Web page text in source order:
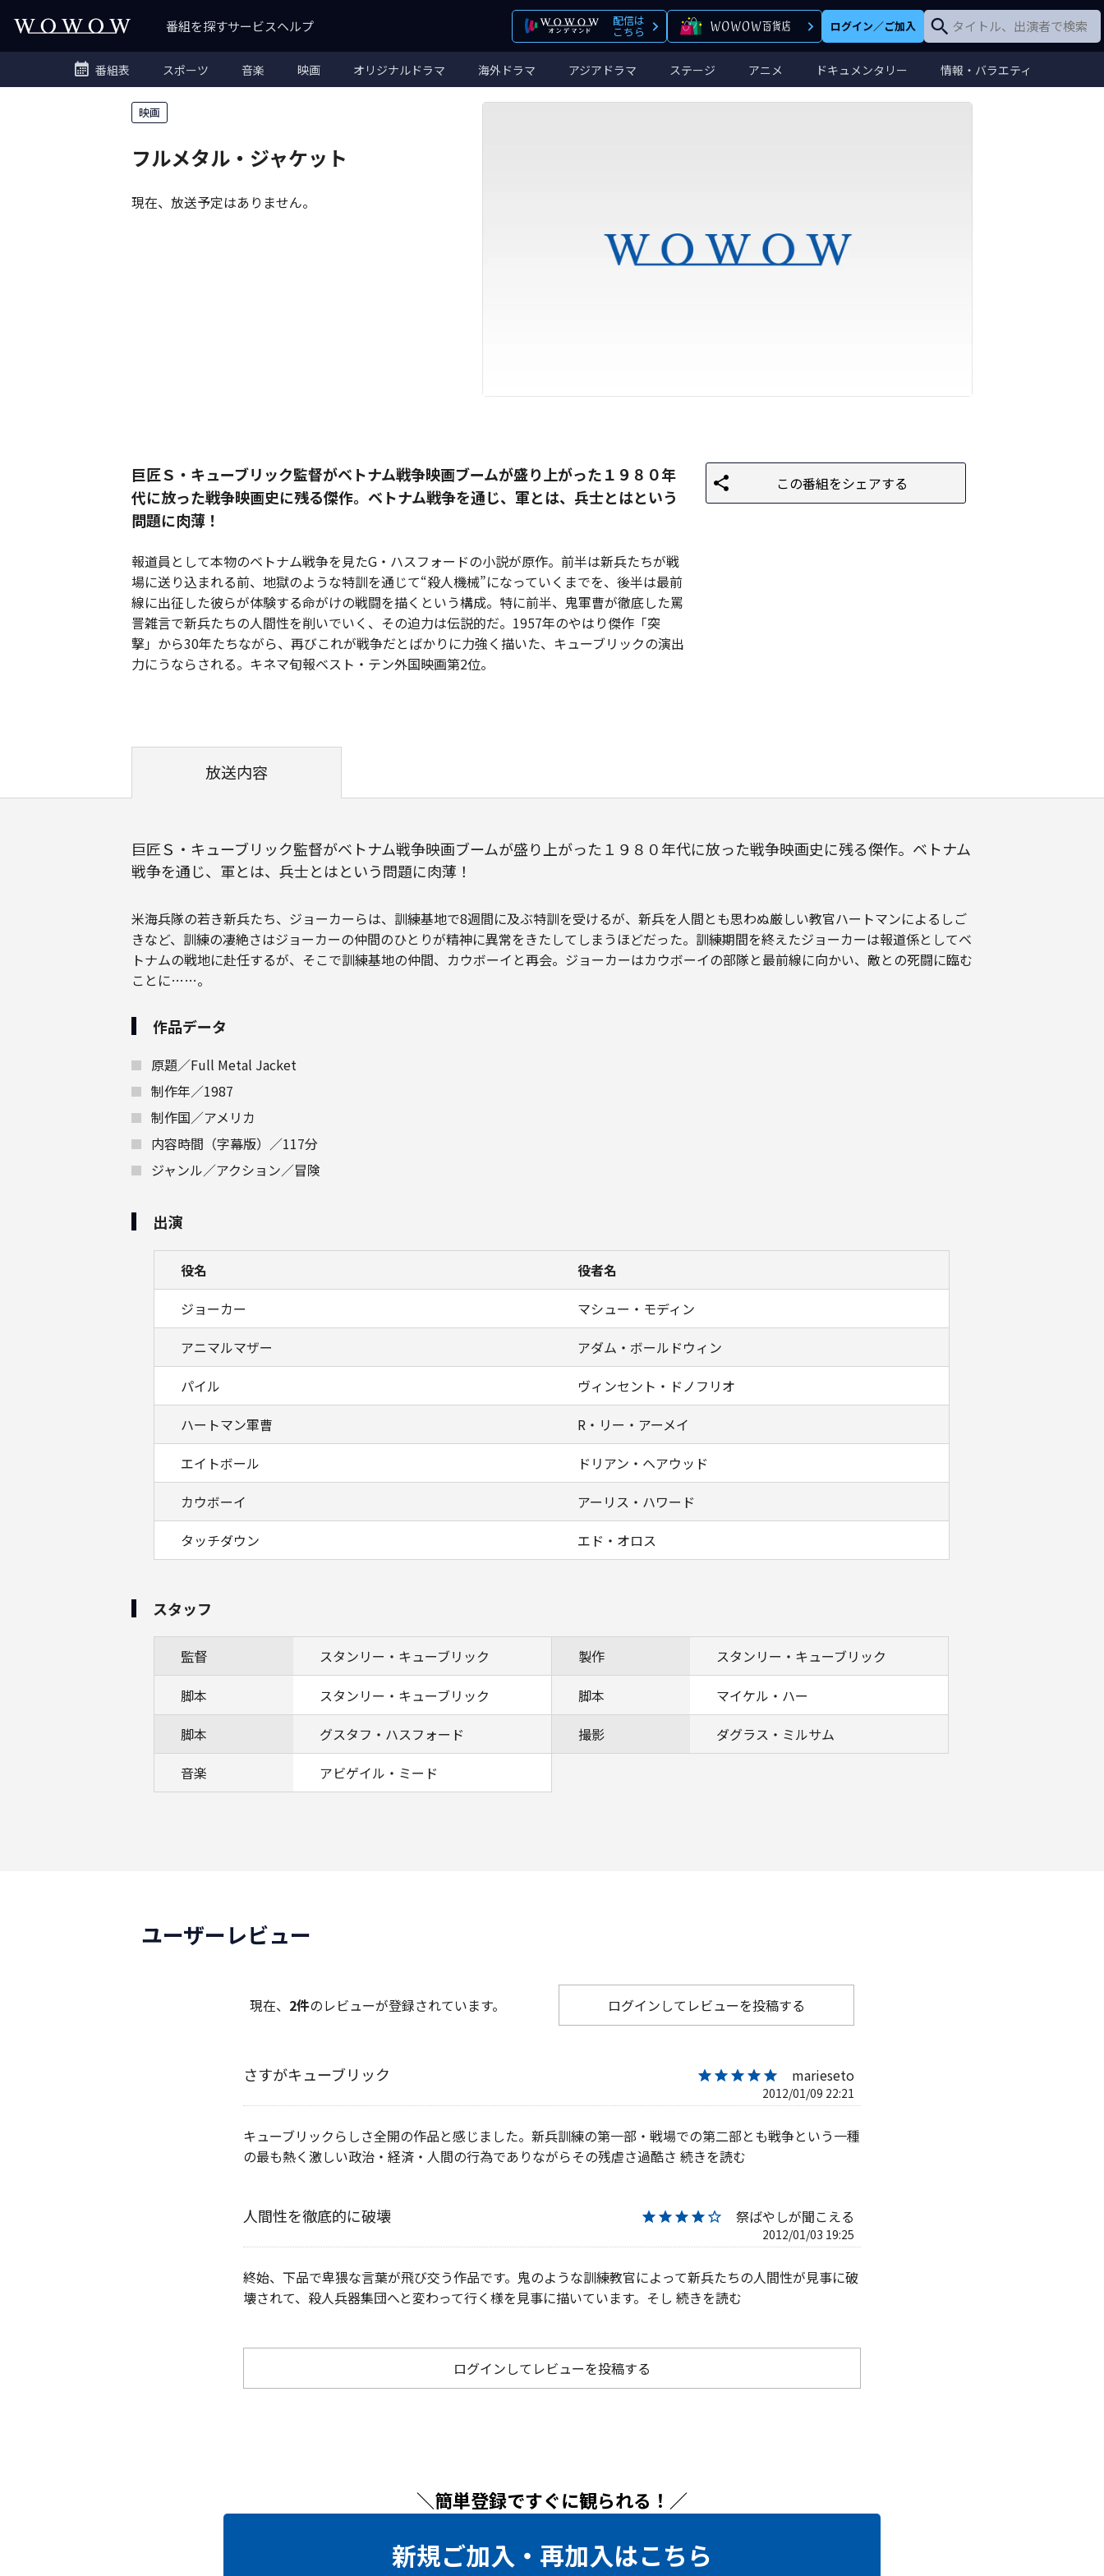
番組を探すサービスヘルプ 配信は
こちら ログイン／ご加入
番組表 スポーツ 音楽 映画 オリジナルドラマ 海外ドラマ アジアドラマ ステージ アニメ ドキュメンタリー 情報・バラエティ
映画
フルメタル・ジャケット
現在、放送予定はありません。
巨匠Ｓ・キューブリック監督がベトナム戦争映画ブームが盛り上がった１９８０年
代に放った戦争映画史に残る傑作。ベトナム戦争を通じ、軍とは、兵士とはという
問題に肉薄！
報道員として本物のベトナム戦争を見たG・ハスフォードの小説が原作。前半は新兵たちが戦
場に送り込まれる前、地獄のような特訓を通じて“殺人機械”になっていくまでを、後半は最前
線に出征した彼らが体験する命がけの戦闘を描くという構成。特に前半、鬼軍曹が徹底した罵
詈雑言で新兵たちの人間性を削いでいく、その迫力は伝説的だ。1957年のやはり傑作「突
撃」から30年たちながら、再びこれが戦争だとばかりに力強く描いた、キューブリックの演出
力にうならされる。キネマ旬報ベスト・テン外国映画第2位。
この番組をシェアする
放送内容
巨匠Ｓ・キューブリック監督がベトナム戦争映画ブームが盛り上がった１９８０年代に放った戦争映画史に残る傑作。ベトナム
戦争を通じ、軍とは、兵士とはという問題に肉薄！
米海兵隊の若き新兵たち、ジョーカーらは、訓練基地で8週間に及ぶ特訓を受けるが、新兵を人間とも思わぬ厳しい教官ハートマンによるしご
きなど、訓練の凄絶さはジョーカーの仲間のひとりが精神に異常をきたしてしまうほどだった。訓練期間を終えたジョーカーは報道係としてベ
トナムの戦地に赴任するが、そこで訓練基地の仲間、カウボーイと再会。ジョーカーはカウボーイの部隊と最前線に向かい、敵との死闘に臨む
ことに……。
作品データ
原題／Full Metal Jacket
制作年／1987
制作国／アメリカ
内容時間（字幕版）／117分
ジャンル／アクション／冒険
出演
役名
役者名
ジョーカー
マシュー・モディン
アニマルマザー
アダム・ボールドウィン
パイル
ヴィンセント・ドノフリオ
ハートマン軍曹
R・リー・アーメイ
エイトボール
ドリアン・ヘアウッド
カウボーイ
アーリス・ハワード
タッチダウン
エド・オロス
スタッフ
監督 スタンリー・キューブリック 製作
スタンリー・キューブリック
脚本
スタンリー・キューブリック 脚本
マイケル・ハー
脚本
グスタフ・ハスフォード 撮影
ダグラス・ミルサム
音楽
アビゲイル・ミード
ユーザーレビュー
現在、 2件のレビューが登録されています。 ログインしてレビューを投稿する
さすがキューブリック ★★★★★ marieseto
2012/01/09 22:21
キューブリックらしさ全開の作品と感じました。新兵訓練の第一部・戦場での第二部とも戦争という一種
の最も熱く激しい政治・経済・人間の行為でありながらその残虐さ過酷さ 続きを読む
人間性を徹底的に破壊 ★★★★☆ 祭ばやしが聞こえる
2012/01/03 19:25
終始、下品で卑猥な言葉が飛び交う作品です。鬼のような訓練教官によって新兵たちの人間性が見事に破
壊されて、殺人兵器集団へと変わって行く様を見事に描いています。そし 続きを読む
ログインしてレビューを投稿する
＼簡単登録ですぐに観られる！／
新規ご加入・再加入はこちら